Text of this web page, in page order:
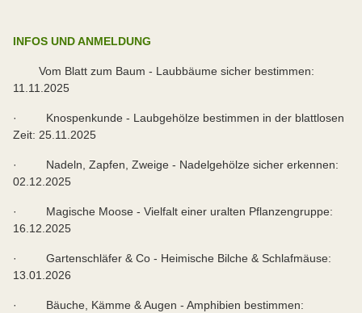
INFOS UND ANMELDUNG
Vom Blatt zum Baum - Laubbäume sicher bestimmen:
11.11.2025
· Knospenkunde - Laubgehölze bestimmen in der blattlosen
Zeit: 25.11.2025
· Nadeln, Zapfen, Zweige - Nadelgehölze sicher erkennen:
02.12.2025
· Magische Moose - Vielfalt einer uralten Pflanzengruppe:
16.12.2025
· Gartenschläfer & Co - Heimische Bilche & Schlafmäuse:
13.01.2026
· Bäuche, Kämme & Augen - Amphibien bestimmen: